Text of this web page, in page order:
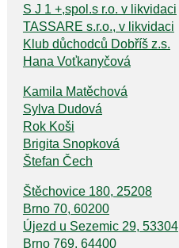
S J 1 +,spol.s r.o. v likvidaci
TASSARE s.r.o., v likvidaci
Klub důchodců Dobříš z.s.
Hana Voťkanyčová
Kamila Matěchová
Sylva Dudová
Rok Koši
Brigita Snopková
Štefan Čech
Štěchovice 180, 25208
Brno 70, 60200
Újezd u Sezemic 29, 53304
Brno 769, 64400